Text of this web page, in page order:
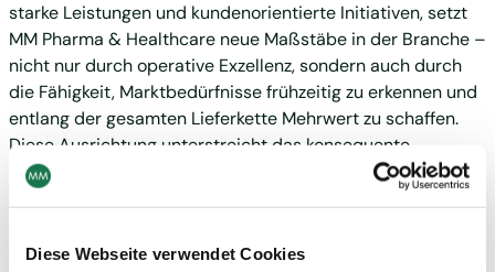
Diese Webseite verwendet Cookies
starke Leistungen und kundenorientierte Initiativen, setzt
MM Pharma & Healthcare neue Maßstäbe in der Branche –
nicht nur durch operative Exzellenz, sondern auch durch
die Fähigkeit, Marktbedürfnisse frühzeitig zu erkennen und
entlang der gesamten Lieferkette Mehrwert zu schaffen.
Diese Ausrichtung unterstreicht das konsequente
Engagement von MM für seine Kunden: Sicherheit,
Nachhaltigkeit und Effizienz in jeder Verpackungslösung zu
globalen Pharmaverpackungsmarktes aktiv mitzugestalten.